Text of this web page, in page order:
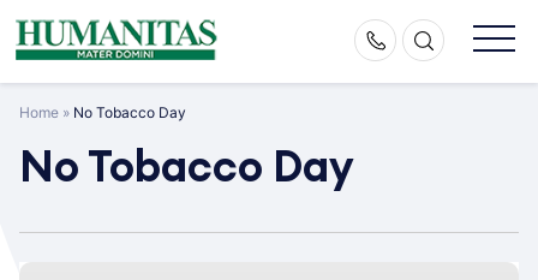
Skip
to
Home » No Tobacco Day
No Tobacco Day